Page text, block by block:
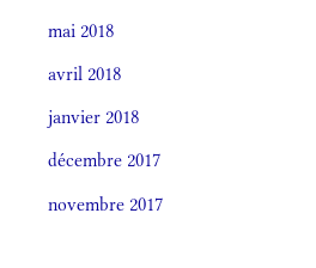
mai 2018
avril 2018
janvier 2018
décembre 2017
novembre 2017